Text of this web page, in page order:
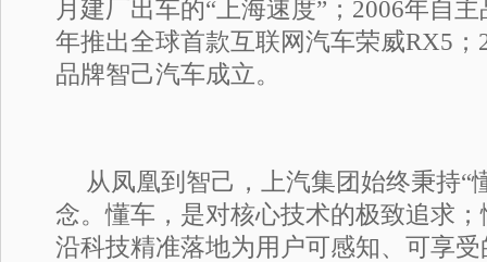
月建厂出车的“上海速度”；2006年自
年推出全球首款互联网汽车荣威RX5；
品牌智己汽车成立。
从凤凰到智己，上汽集团始终秉持“
念。懂车，是对核心技术的极致追求
沿科技精准落地为用户可感知、可享